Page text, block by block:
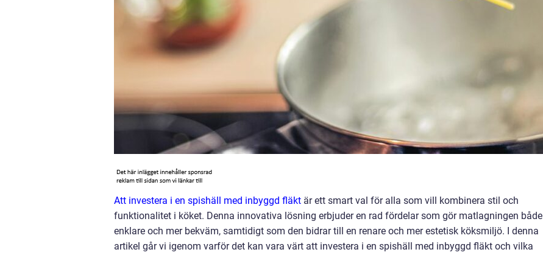
Att investera i en spishäll med inbyggd fläkt är ett smart val för alla som vill kombinera stil och
funktionalitet i köket. Denna innovativa lösning erbjuder en rad fördelar som gör matlagningen både
enklare och mer bekväm, samtidigt som den bidrar till en renare och mer estetisk köksmiljö. I denna
artikel går vi igenom varför det kan vara värt att investera i en spishäll med inbyggd fläkt och vilka